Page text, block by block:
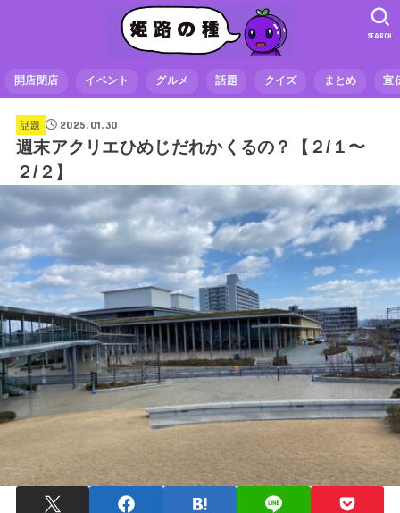
開店閉店 イベント グルメ 話題 クイズ まとめ 宣
SEARCH
話題 2025.01.30
週末アクリエひめじだれかくるの？【２/１〜
２/２】